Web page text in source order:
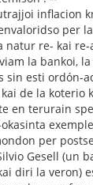
inflacion
per
natur re- kai
la bankoi,
sin esti ordón-
de la koterio
en terurain
per
Gesell (un
diri la veron)